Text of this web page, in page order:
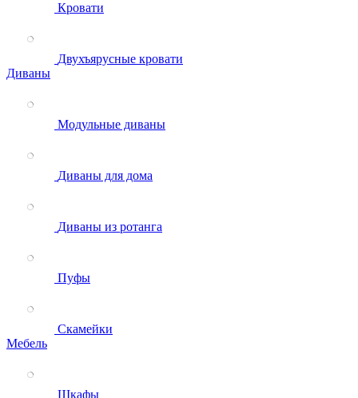
Кровати
Двухъярусные кровати
Диваны
Модульные диваны
Диваны для дома
Диваны из ротанга
Пуфы
Скамейки
Мебель
Шкафы